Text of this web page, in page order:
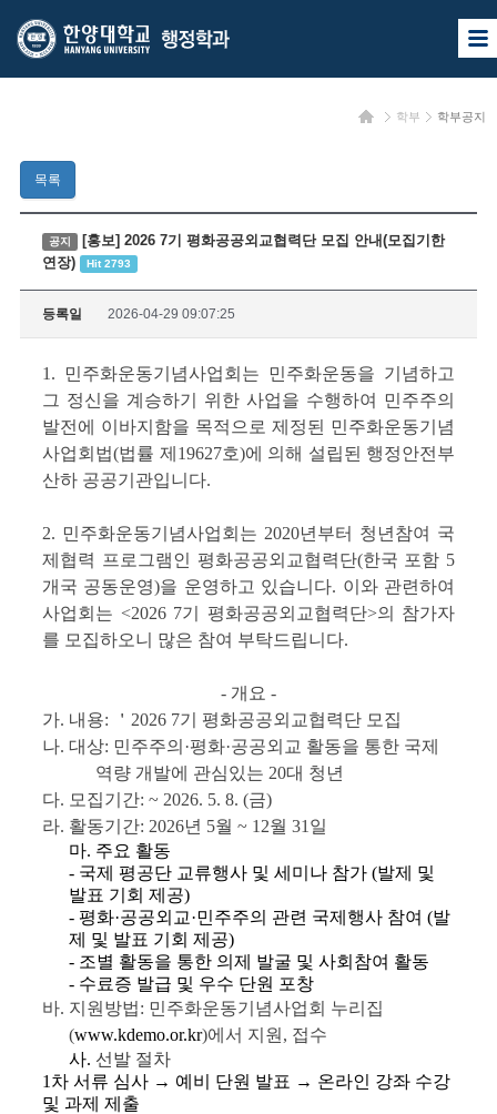
한
양
교
양
행
정
학
과
사
이
열
홈 학부 학부공지
목록
공지
[홍보] 2026 7기 평화공공외교협력단 모집 안내(모집기한
연장)
Hit 2793
등록일 2026-04-29 09:07:25
1. 민주화운동기념사업회는 민주화운동을 기념하고
그 정신을 계승하기 위한 사업을 수행하여 민주주의
발전에 이바지함을 목적으로 제정된 민주화운동기념
사업회법(법률 제19627호)에 의해 설립된 행정안전부
산하 공공기관입니다.
2. 민주화운동기념사업회는 2020년부터 청년참여 국
제협력 프로그램인 평화공공외교협력단(한국 포함 5
개국 공동운영)을 운영하고 있습니다. 이와 관련하여
사업회는 <2026 7기 평화공공외교협력단>의 참가자
를 모집하오니 많은 참여 부탁드립니다.
- 개요 -
가. 내용: ＇2026 7기 평화공공외교협력단 모집
나. 대상: 민주주의·평화·공공외교 활동을 통한 국제
역량 개발에 관심있는 20대 청년
다. 모집기간: ~ 2026. 5. 8. (금)
라. 활동기간: 2026년 5월 ~ 12월 31일
마. 주요 활동
- 국제 평공단 교류행사 및 세미나 참가 (발제 및
발표 기회 제공)
- 평화·공공외교·민주주의 관련 국제행사 참여 (발
제 및 발표 기회 제공)
- 조별 활동을 통한 의제 발굴 및 사회참여 활동
- 수료증 발급 및 우수 단원 포창
바. 지원방법: 민주화운동기념사업회 누리집
(www.kdemo.or.kr)에서 지원, 접수
사. 선발 절차
1차 서류 심사 → 예비 단원 발표 → 온라인 강좌 수강
및 과제 제출